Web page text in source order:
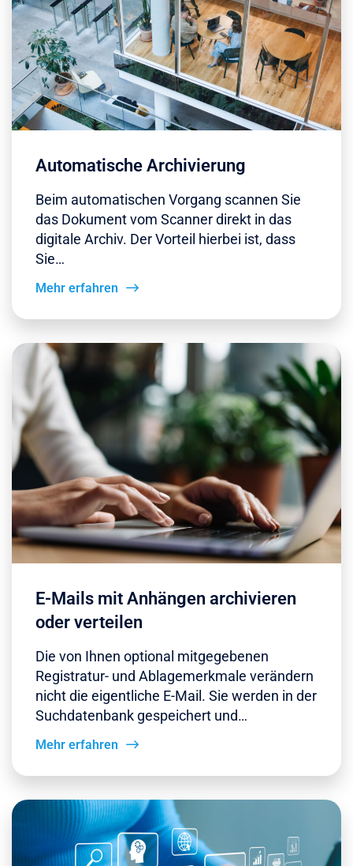
Automatische Archivierung
Beim automatischen Vorgang scannen Sie
das Dokument vom Scanner direkt in das
digitale Archiv. Der Vorteil hierbei ist, dass
Sie…
Mehr erfahren
E-Mails mit Anhängen archivieren
oder verteilen
Die von Ihnen optional mitgegebenen
Registratur- und Ablagemerkmale verändern
nicht die eigentliche E-Mail. Sie werden in der
Suchdatenbank gespeichert und…
Mehr erfahren